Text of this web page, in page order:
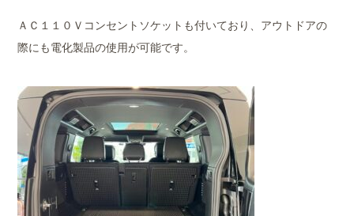
ＡＣ１１０Ｖコンセントソケットも付いており、アウトドアの
際にも電化製品の使用が可能です。